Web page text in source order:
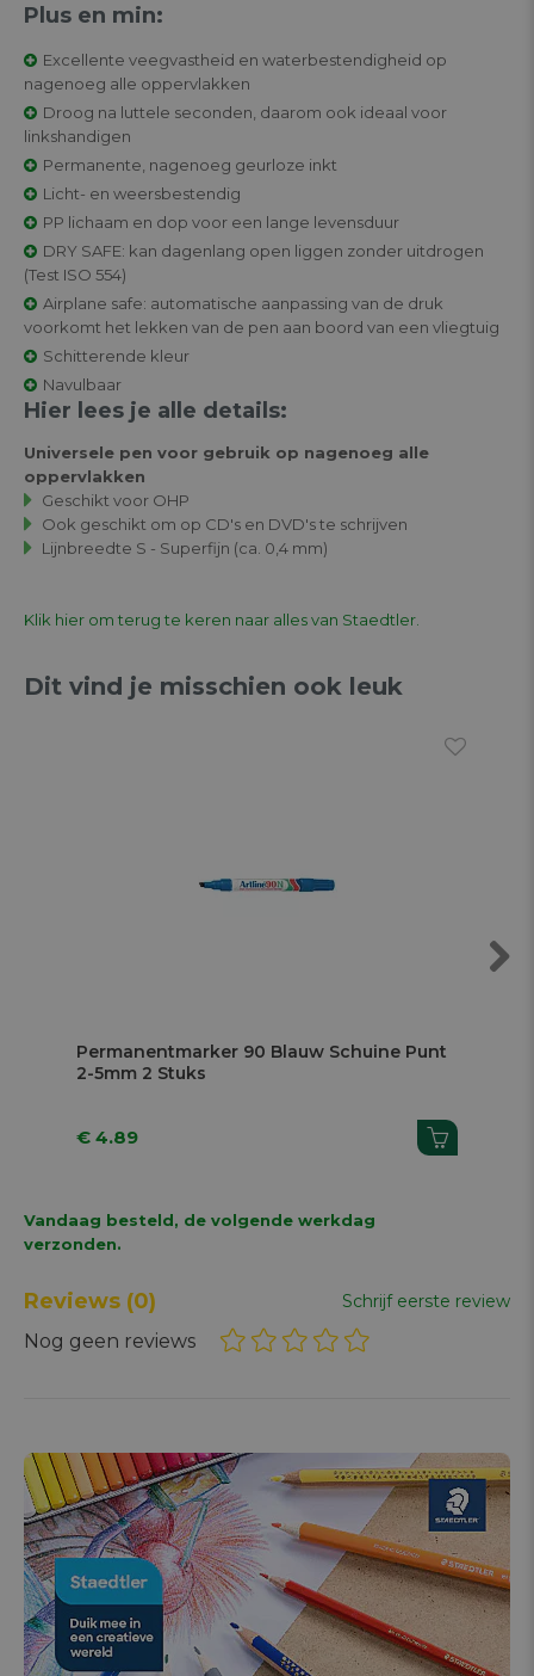
Plus en min:
Excellente veegvastheid en waterbestendigheid op
nagenoeg alle oppervlakken
Droog na luttele seconden, daarom ook ideaal voor
linkshandigen
Permanente, nagenoeg geurloze inkt
Licht- en weersbestendig
PP lichaam en dop voor een lange levensduur
DRY SAFE: kan dagenlang open liggen zonder uitdrogen
(Test ISO 554)
Airplane safe: automatische aanpassing van de druk
voorkomt het lekken van de pen aan boord van een vliegtuig
Schitterende kleur
Navulbaar
Hier lees je alle details:
Universele pen voor gebruik op nagenoeg alle
oppervlakken
Geschikt voor OHP
Ook geschikt om op CD's en DVD's te schrijven
Lijnbreedte S - Superfijn (ca. 0,4 mm)
Klik hier om terug te keren naar alles van Staedtler.
Dit vind je misschien ook leuk
Permanentmarker 90 Blauw Schuine Punt
2-5mm 2 Stuks
€ 4.89
Vandaag besteld, de volgende werkdag
verzonden.
Reviews (0) Schrijf eerste review
Nog geen reviews